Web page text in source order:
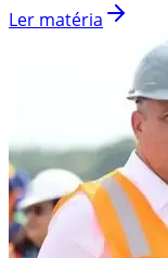
Ler matéria